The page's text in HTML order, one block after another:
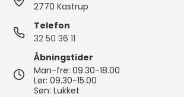
2770 Kastrup
Telefon
32 50 36 11
Åbningstider
Man-fre: 09.30-18.00
Lør: 09.30-15.00
Søn: Lukket